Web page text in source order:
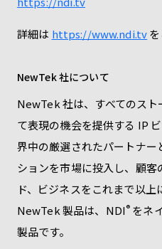
詳細は https://www.ndi.tv
NewTek 社について
NewTek 社は、すべてのス
て表現の機会を提供する IP
界中の厳選されたパートナ
ションを市場に投入し、顧客
ド、ビジネスをこれまで以上
NewTek 製品は、NDI® をネ
製品です。